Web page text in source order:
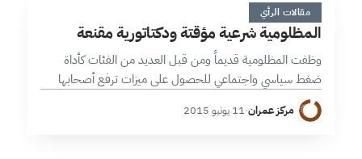
امقالات الرأي
المظلومية شرعية مؤقتة ودكتاتورية مقنعة
وظفت المظلومية قديماً ومن قبل العديد من الفئات كأداة
ضغط سياسي واجتماعي للحصول على ميزات ترفع أصحابها
فوق القانون والأعراف، ولمنحهم مكانة خاصة غير قابلة
لمساس، فعلى سبيل المثال لا…
مركز عمران·11 يونيو 2015